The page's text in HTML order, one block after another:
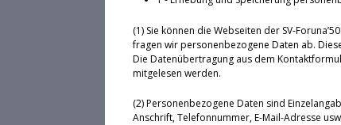
(1) Sie können die Webseiten der SV-
fragen wir personenbezogene Daten ab.
Die Datenübertragung aus dem
mitgelesen werden.
(2) Personenbezogene Daten sind
Anschrift, Telefonnummer, E-Mail-Adresse